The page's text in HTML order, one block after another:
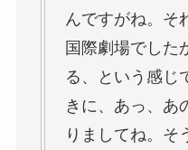
んですがね。そ
国際劇場でした
る、という感じ
きに、あっ、あ
りましてね。そ